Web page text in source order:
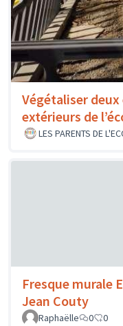
Végétaliser deux
extérieurs de
LES PARENTS DE
Fresque murale
Jean Couty
Raphaëlle
0 0